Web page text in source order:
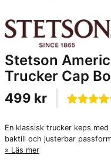
Stetson
Trucker Cap
499 kr
En klassisk trucker keps
baktill och justerbar
Läs mer